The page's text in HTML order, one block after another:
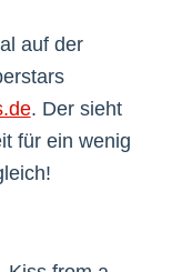
auf der
. Der sieht
für ein wenig